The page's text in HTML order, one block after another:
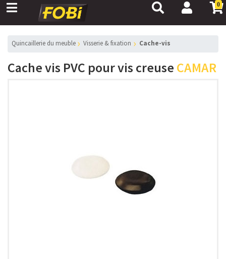
0
Quincaillerie du meuble Visserie & fixation Cache-vis
Cache vis PVC pour vis creuse CAMAR